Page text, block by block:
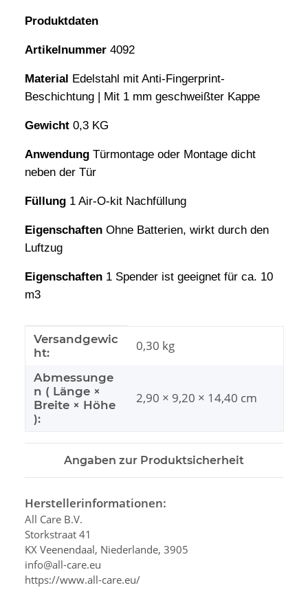
Produktdaten
Artikelnummer 4092
Material Edelstahl mit Anti-Fingerprint-
Beschichtung | Mit 1 mm geschweißter Kappe
Gewicht 0,3 KG
Anwendung Türmontage oder Montage dicht
neben der Tür
Füllung 1 Air-O-kit Nachfüllung
Eigenschaften Ohne Batterien, wirkt durch den
Luftzug
Eigenschaften 1 Spender ist geeignet für ca. 10
m3
Produkteigenschaft
Wert
Versandgewic
ht:
0,30 kg
Abmessunge
n ( Länge ×
Breite × Höhe
):
2,90 × 9,20 × 14,40 cm
Angaben zur Produktsicherheit
Herstellerinformationen:
All Care B.V.
Storkstraat 41
KX Veenendaal, Niederlande, 3905
info@all-care.eu
https://www.all-care.eu/